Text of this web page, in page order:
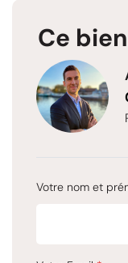
Ce
Votre nom et